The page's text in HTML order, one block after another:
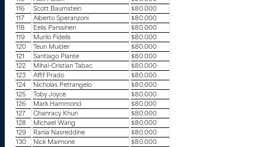
116
Scott Baumstein
$80.000
117
Alberto Speranzoni
$80.000
118
Eelis Parssinen
$80.000
119
Murilo Fidelis
$80.000
120
Teun Mulder
$80.000
121
Santiago Plante
$80.000
122
Mihai-Cristian Tabac
$80.000
123
Affif Prado
$80.000
124
Nicholas Petrangelo
$80.000
125
Toby Joyce
$80.000
126
Mark Hammond
$80.000
127
Chanracy Khun
$80.000
128
Michael Wang
$80.000
129
Rania Nasreddine
$80.000
130
Nick Maimone
$80.000